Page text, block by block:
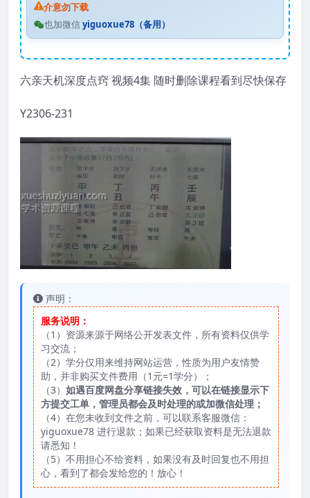
介意勿下载
也加微信yiguoxue78（备用）
六亲天机深度点窍 视频4集 随时删除课程看到尽快保存
Y2306-231
声明：
服务说明：
（1）资源来源于网络公开发表文件，所有资料仅供学
习交流；
（2）学分仅用来维持网站运营，性质为用户友情赞
助，并非购买文件费用（1元=1学分）；
（3） 如遇百度网盘分享链接失效，可以在链接显示下
方提交工单，管理员都会及时处理的或加微信处理；
（4）在您未收到文件之前，可以联系客服微信：
yiguoxue78 进行退款；如果已经获取资料是无法退款
请悉知！
（5）不用担心不给资料，如果没有及时回复也不用担
心，看到了都会发给您的！放心！